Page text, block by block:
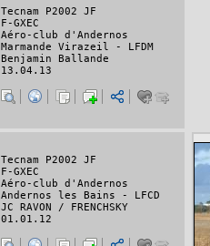
Tecnam P2002 JF
F-GXEC
Aéro-club d'Andernos
Marmande Virazeil - LFDM
Benjamin Ballande
13.04.13
Tecnam P2002 JF
F-GXEC
Aéro-club d'Andernos
Andernos les Bains - LFCD
JC RAVON / FRENCHSKY
01.01.12